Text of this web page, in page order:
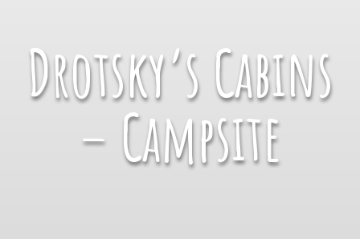
Drotsky’s Cabins
– Campsite